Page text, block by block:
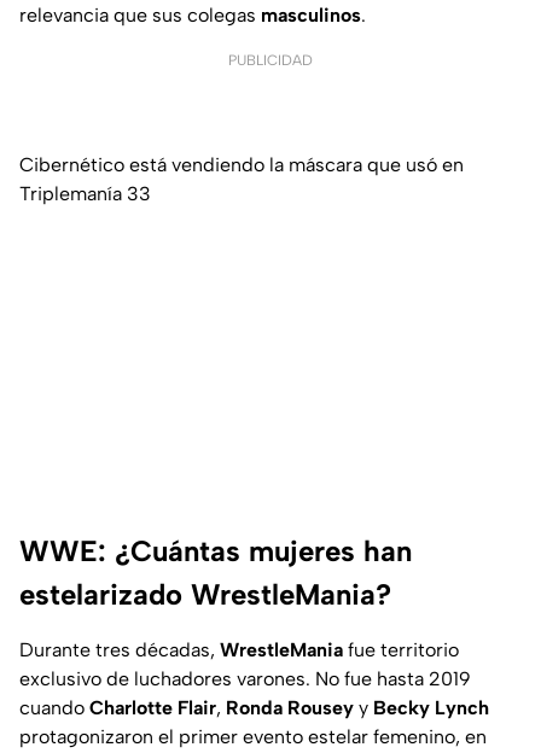
relevancia que sus colegas masculinos.
PUBLICIDAD
Cibernético está vendiendo la máscara que usó en
Triplemanía 33
WWE: ¿Cuántas mujeres han
estelarizado WrestleMania?
Durante tres décadas, WrestleMania fue territorio
exclusivo de luchadores varones. No fue hasta 2019
cuando Charlotte Flair, Ronda Rousey y Becky Lynch
protagonizaron el primer evento estelar femenino, en